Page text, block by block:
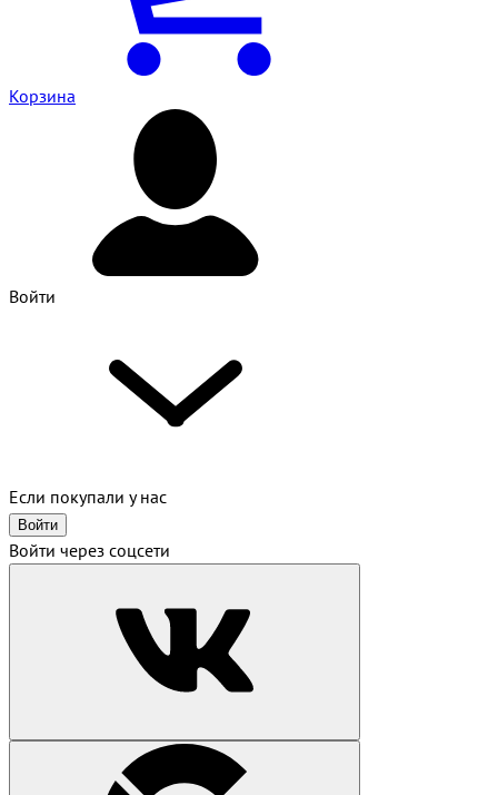
Корзина
Войти
Если покупали у нас
Войти
Войти через соцсети